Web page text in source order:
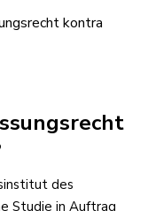
kontra
des
Studie in Auftrag